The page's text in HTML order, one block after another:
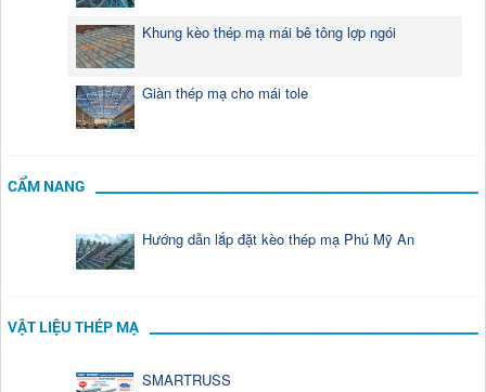
Khung kèo thép mạ mái bê tông lợp ngói
Giàn thép mạ cho mái tole
CẨM NANG
Hướng dẫn lắp đặt kèo thép mạ Phú Mỹ An
VẬT LIỆU THÉP MẠ
SMARTRUSS